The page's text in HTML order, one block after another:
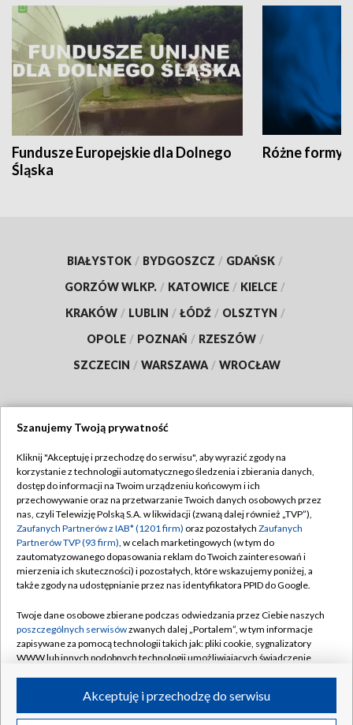
Fundusze Europejskie dla Dolnego
Śląska
Różne formy
BIAŁYSTOK / BYDGOSZCZ / GDAŃSK /
GORZÓW WLKP. / KATOWICE / KIELCE /
KRAKÓW / LUBLIN / ŁÓDŹ / OLSZTYN /
OPOLE / POZNAŃ / RZESZÓW /
SZCZECIN / WARSZAWA / WROCŁAW
TVP
Abonament TVP
Emisja w TVP
Centrum informacji TVP
Naziemna Telewizja Cyfrowa
Rada Programowa
System NOS
Informacje o nadawcy
Program dla prasy
Regulamin TVP
Polityka prywatności
Moje zgody
Pomoc
Kontakt
Kanały
©2026 Telewizja Polska S.A. w likwidacji
Szanujemy Twoją prywatność
Kliknij "Akceptuję i przechodzę do serwisu", aby wyrazić zgody na
korzystanie z technologii automatycznego śledzenia i zbierania danych,
dostęp do informacji na Twoim urządzeniu końcowym i ich
przechowywanie oraz na przetwarzanie Twoich danych osobowych przez
nas, czyli Telewizję Polską S.A. w likwidacji (zwaną dalej również „TVP”),
Zaufanych Partnerów z IAB* (1201 firm) oraz pozostałych Zaufanych
Partnerów TVP (93 firm), w celach marketingowych (w tym do
zautomatyzowanego dopasowania reklam do Twoich zainteresowań i
mierzenia ich skuteczności) i pozostałych, które wskazujemy poniżej, a
także zgody na udostępnianie przez nas identyfikatora PPID do Google.
Twoje dane osobowe zbierane podczas odwiedzania przez Ciebie naszych
poszczególnych serwisówzwanych dalej „Portalem”, w tym informacje
zapisywane za pomocą technologii takich jak: pliki cookie, sygnalizatory
WWW lub innych podobnych technologii umożliwiających świadczenie
ruchu w Internecie.Akceptuję i przechodzę do serwisu